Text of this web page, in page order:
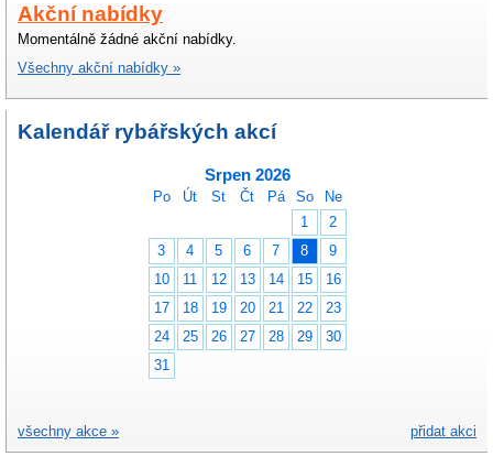
Akční nabídky
Momentálně žádné akční nabídky.
Všechny akční nabídky »
Kalendář rybářských akcí
Srpen 2026
Po Út St Čt Pá So
Ne
1
2
3
4 5 6 7 8
9
10
11 12 13 14 15
16
17
18 19 20 21 22
23
24
25 26 27 28 29
30
31
přidat akci
všechny akce »